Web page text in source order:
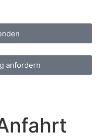
anfordern